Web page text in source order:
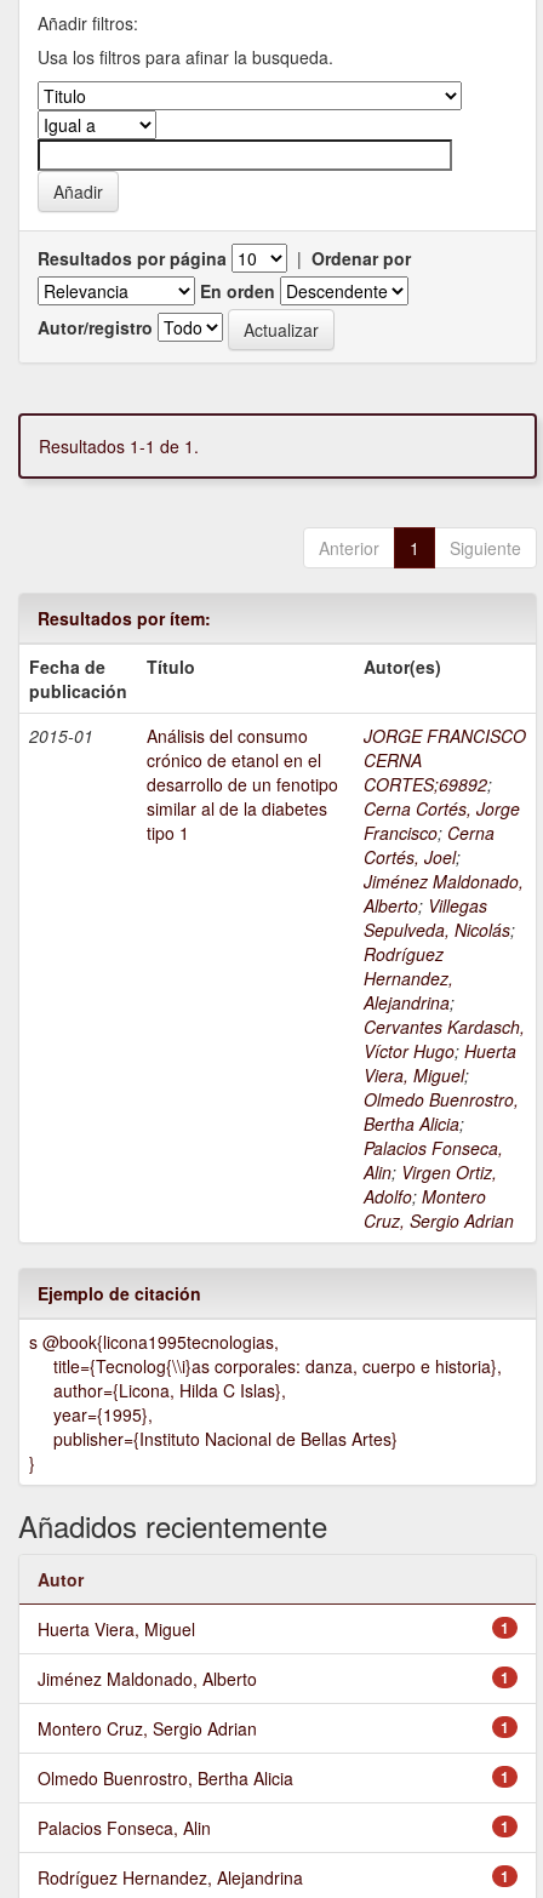
Añadir filtros:
Usa los filtros para afinar la busqueda.
Resultados por página | Ordenar por
En orden
Autor/registro
Resultados 1-1 de 1.
Anterior 1 Siguiente
Resultados por ítem:
Fecha de
publicación
Título Autor(es)
2015-01
Análisis del consumo
crónico de etanol en el
desarrollo de un fenotipo
similar al de la diabetes
tipo 1
JORGE FRANCISCO
CERNA
CORTES;69892;
Cerna Cortés, Jorge
Francisco; Cerna
Cortés, Joel;
Jiménez Maldonado,
Alberto; Villegas
Sepulveda, Nicolás;
Rodríguez
Hernandez,
Alejandrina;
Cervantes Kardasch,
Víctor Hugo; Huerta
Viera, Miguel;
Olmedo Buenrostro,
Bertha Alicia;
Palacios Fonseca,
Alin; Virgen Ortiz,
Adolfo; Montero
Cruz, Sergio Adrian
Ejemplo de citación
s @book{licona1995tecnologias,
title={Tecnolog{\\i}as corporales: danza, cuerpo e historia},
author={Licona, Hilda C Islas},
year={1995},
publisher={Instituto Nacional de Bellas Artes}
}
Añadidos recientemente
Autor
1
Huerta Viera, Miguel
1
Jiménez Maldonado, Alberto
1
Montero Cruz, Sergio Adrian
1
Olmedo Buenrostro, Bertha Alicia
1
Palacios Fonseca, Alin
1
Rodríguez Hernandez, Alejandrina